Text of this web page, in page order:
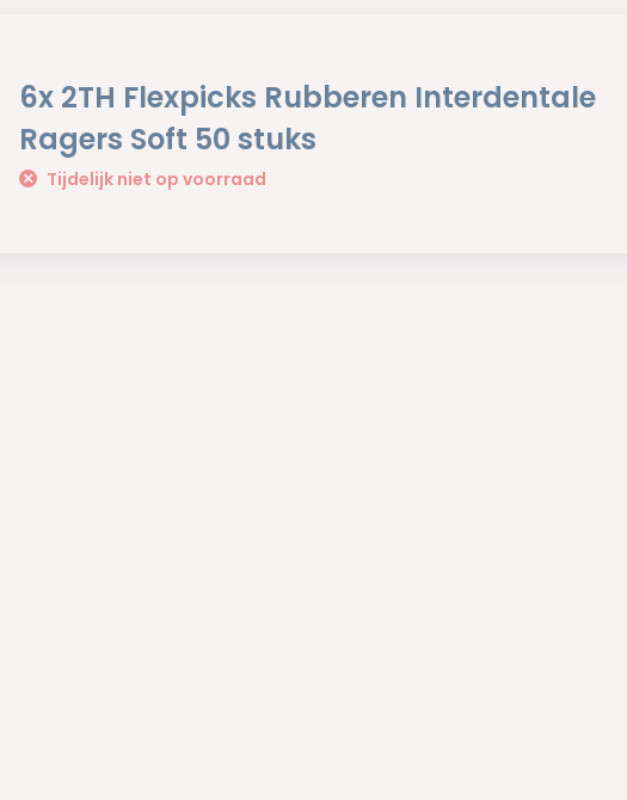
6x 2TH Flexpicks Rubberen Interdentale
Ragers Soft 50 stuks
Tijdelijk niet op voorraad